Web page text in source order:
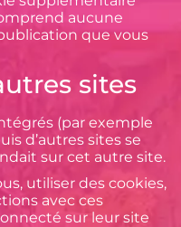
aucune
que vous
sites
(par exemple
d’autres sites se
sur cet autre site.
utiliser des cookies,
avec ces
sur leur site